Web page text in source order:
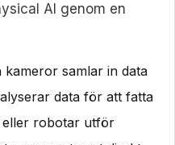
AI genom en
kameror samlar in data
data för att fatta
eller robotar utför